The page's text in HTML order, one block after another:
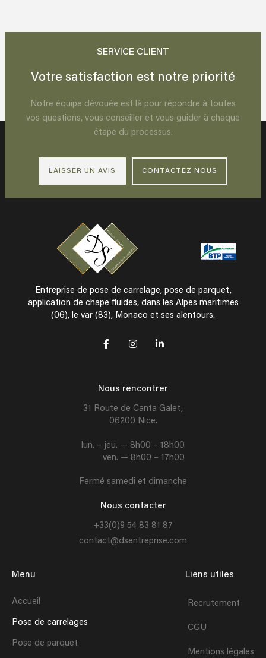
SERVICE CLIENT
Votre satisfaction est notre priorité
Notre équipe dévouée est là pour répondre à toutes
vos questions, vous conseiller et vous guider à chaque
étape du processus.
LAISSER UN AVIS CONTACTEZ NOUS
Entreprise de pose de carrelage, pose de parquet,
application de chape fluides, dans les Alpes maritimes
(06), le var (83), Monaco et ses alentours.
Nous rencontrer
31 Route de Canta Galet,
06200 Nice.
lun. – jeu. — 8h00 – 18h00
ven. — 8h00 – 17h00
Fermé samedi et dimanche
Nous contacter
+33(0)9 54 83 81 87
contact@dsentreprise.com
Menu
Accueil
Pose de carrelages
Pose de parquet
Liens utiles
Recrutement
CGU
Mentions légales